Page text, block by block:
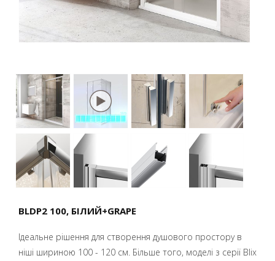
BLDP2 100, БІЛИЙ+GRAPE
Ідеальне рішення для створення душового простору в
ніші шириною 100 - 120 см. Більше того, моделі з серії Blix